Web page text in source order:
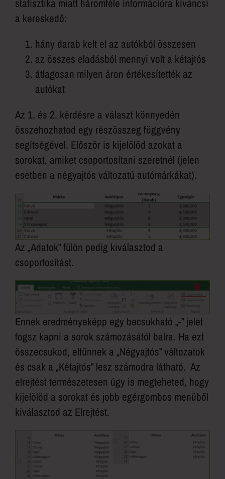
statisztika miatt háromféle információra kíváncsi
a kereskedő:
hány darab kelt el az autókból összesen
az összes eladásból mennyi volt a kétajtós
átlagosan milyen áron értékesítették az
autókat
Az 1. és 2. kérdésre a választ könnyedén
összehozhatod egy részösszeg függvény
segítségével. Először is kijelölöd azokat a
sorokat, amiket csoportosítani szeretnél (jelen
esetben a négyajtós változatú autómárkákat).
Az „Adatok” fülön pedig kiválasztod a
csoportosítást.
Ennek eredményeképp egy becsukható „-” jelet
fogsz kapni a sorok számozásától balra. Ha ezt
összecsukod, eltűnnek a „Négyajtós” változatok
és csak a „Kétajtós” lesz számodra látható. Az
elrejtést természetesen úgy is megteheted, hogy
kijelölöd a sorokat és jobb egérgombos menüből
kiválasztod az Elrejtést.